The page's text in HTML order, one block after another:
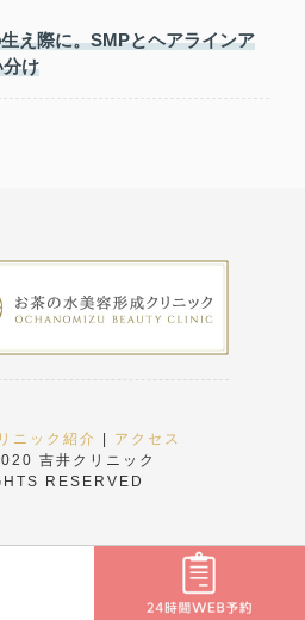
え際に。SMPとヘアラインア
け
ニック紹介
アクセス
吉井クリニック
RESERVED